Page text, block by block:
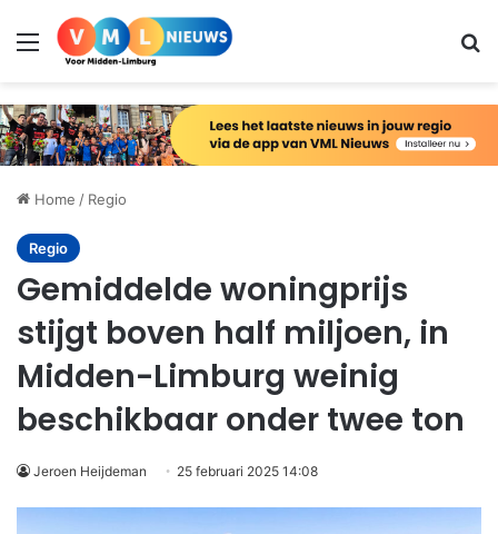
Menu
Home / Regio
Regio
Gemiddelde woningprijs
stijgt boven half miljoen, in
Midden-Limburg weinig
beschikbaar onder twee ton
Jeroen Heijdeman 25 februari 2025 14:08